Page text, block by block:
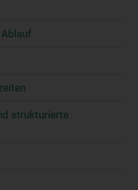
strukturierte